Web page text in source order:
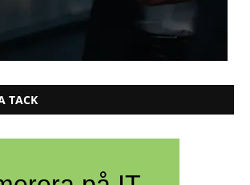
TACK